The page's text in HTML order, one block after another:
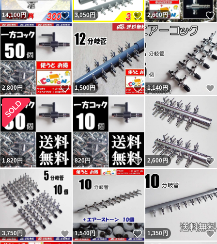
14,100円 いいね！
3,050円 いいね！
2,600円
2,800円 いいね！
1,500円 いいね！
1,140円
1,820円 820円 いいね！
2,600 円
3,750円 いいね！
1,540円 いいね！
1,350円